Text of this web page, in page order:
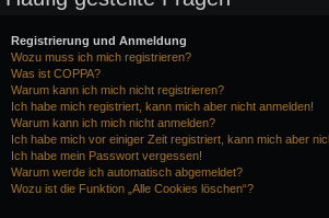
Registrierung und Anmeldung
Wozu muss ich mich registrieren?
Was ist COPPA?
Warum kann ich mich nicht registrieren?
Ich habe mich registriert, kann mich aber nicht anmelden!
Warum kann ich mich nicht anmelden?
Ich habe mich vor einiger Zeit registriert, kann mich aber
Ich habe mein Passwort vergessen!
Warum werde ich automatisch abgemeldet?
Wozu ist die Funktion „Alle Cookies löschen“?